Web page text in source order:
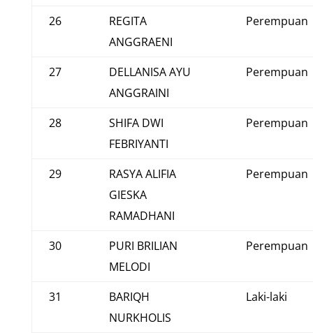
26
REGITA
ANGGRAENI
Perempuan
27
DELLANISA AYU
ANGGRAINI
Perempuan
28
SHIFA DWI
FEBRIYANTI
Perempuan
29
RASYA ALIFIA
GIESKA
RAMADHANI
Perempuan
30
PURI BRILIAN
MELODI
Perempuan
31
BARIQH
NURKHOLIS
Laki-laki